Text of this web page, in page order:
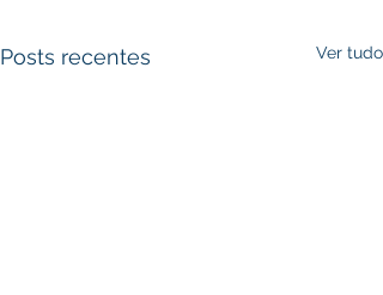
Posts recentes Ver tudo